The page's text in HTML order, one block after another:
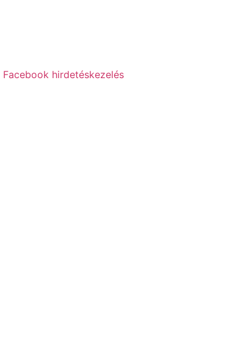
Facebook hirdetéskezelés